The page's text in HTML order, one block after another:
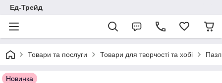
Ед-Трейд
Товари та послуги Товари для творчості та хобі
Новинка